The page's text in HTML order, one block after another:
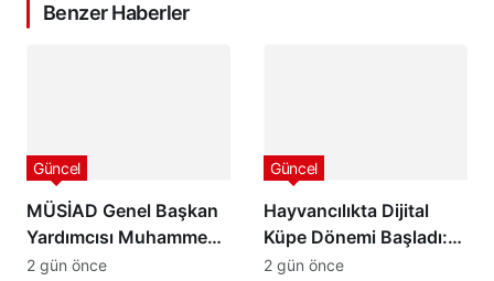
Benzer Haberler
MÜSİAD Genel Başkan
Yardımcısı Muhammed
Selim Başdemir’den
Güncel
2 gün önce
Hayvancılıkta Dijital
Küpe Dönemi Başladı:
GEKİS İlk Kez Kars’ta
Güncel
2 gün önce